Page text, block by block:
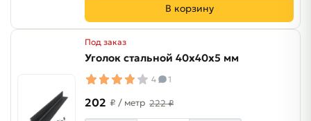
В корзину
Под заказ
Уголок стальной 40х40х5 мм
4 1
202 ₽ / метр 222 ₽